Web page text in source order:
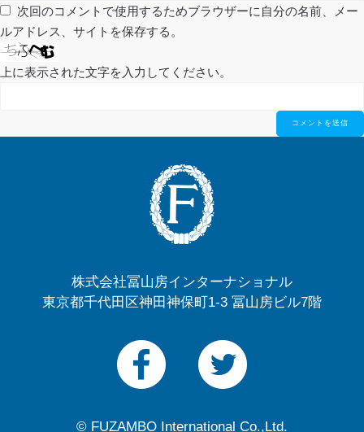
次回のコメントで使用するためブラウザーに自分の名前、メー
ルアドレス、サイトを保存する。
上に表示された文字を入力してください。
株式会社冨山房インターナショナル
東京都千代田区神田神保町1-3 冨山房ビル7階
© FUZAMBO International Co.,Ltd.